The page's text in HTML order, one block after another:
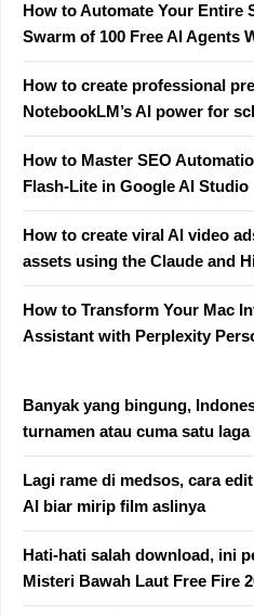
How to Automate Your Entire
Swarm of 100 Free AI Agents
How to create professional
NotebookLM’s AI power for
How to Master SEO
Flash-Lite in Google AI Studio
How to create viral AI video
assets using the Claude and
How to Transform Your Mac
Assistant with Perplexity
Banyak yang bingung,
turnamen atau cuma satu
Lagi rame di medsos, cara
AI biar mirip film aslinya
Hati-hati salah download, ini
Misteri Bawah Laut Free Fire